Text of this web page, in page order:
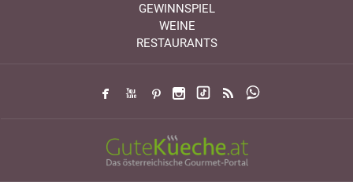
GEWINNSPIEL
WEINE
RESTAURANTS